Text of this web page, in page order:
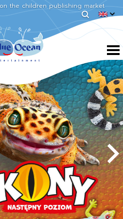
the children publishing market